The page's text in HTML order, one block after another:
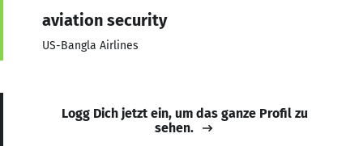
aviation security
US-Bangla Airlines
Logg Dich jetzt ein, um das ganze Profil zu
sehen.